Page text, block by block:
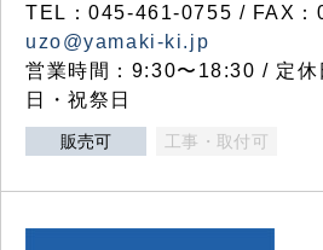
TEL：045-461-0755 / FAX
uzo@yamaki-ki.jp
営業時間：9:30〜18:30 / 定休
日・祝祭日
販売可 工事・取付可